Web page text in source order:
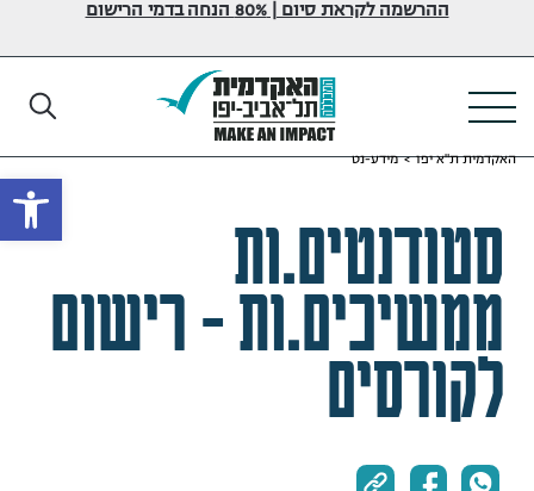
ההרשמה לקראת סיום | 80% הנחה בדמי הרישום
האקדמית ת"א יפו>מידע-נט
סטודנטים.ות
ממשיכים.ות - רישום
לקורסים